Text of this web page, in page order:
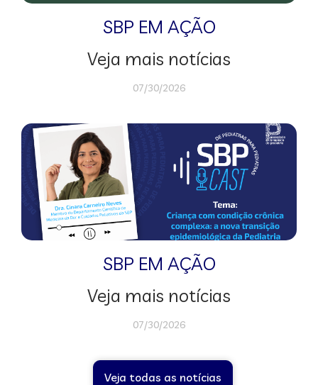
SBP EM AÇÃO
Veja mais notícias
07/30/2026
SBP EM AÇÃO
Veja mais notícias
07/30/2026
Veja todas as notícias